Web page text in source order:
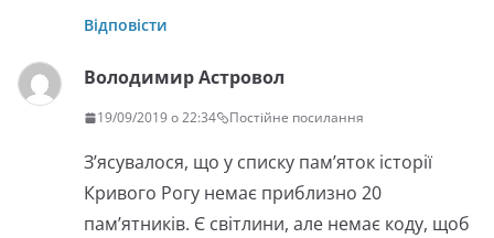
Відповісти
Володимир Астровол
19/09/2019 о 22:34 Постійне посилання
З’ясувалося, що у списку пам’яток історії
Кривого Рогу немає приблизно 20
пам’ятників. Є світлини, але немає коду, щоб